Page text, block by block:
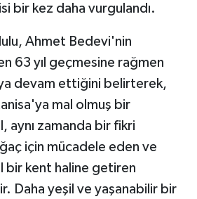
bir kez daha vurgulandı.
Ahmet Bedevi'nin
63 yıl geçmesine rağmen
devam ettiğini belirterek,
mal olmuş bir
aynı zamanda bir fikri
için mücadele eden ve
bir kent haline getiren
Daha yeşil ve yaşanabilir bir